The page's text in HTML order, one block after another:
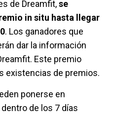
de Dreamfit,se
in situ hasta llegar
. Los ganadores que
dar la información
Este premio
existencias de premios.
ponerse en
de los 7 días